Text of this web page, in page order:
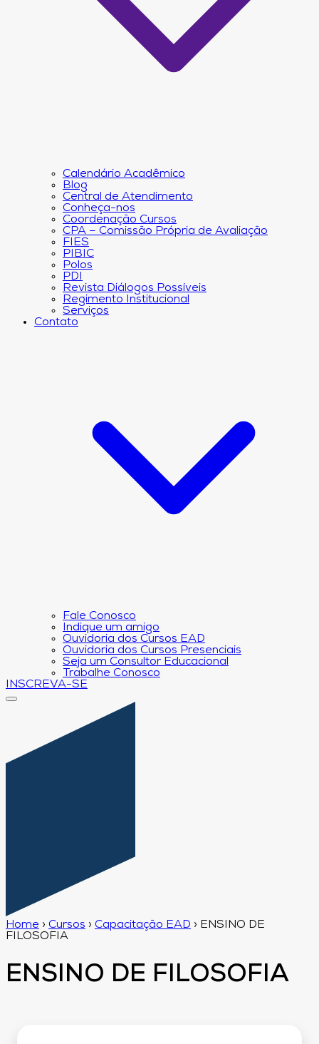
Calendário Acadêmico
Blog
Central de Atendimento
Conheça-nos
Coordenação Cursos
CPA – Comissão Própria de Avaliação
FIES
PIBIC
Polos
PDI
Revista Diálogos Possíveis
Regimento Institucional
Serviços
Contato
Fale Conosco
Indique um amigo
Ouvidoria dos Cursos EAD
Ouvidoria dos Cursos Presenciais
Seja um Consultor Educacional
Trabalhe Conosco
INSCREVA-SE
Home › Cursos › Capacitação EAD › ENSINO DE
FILOSOFIA
ENSINO DE FILOSOFIA